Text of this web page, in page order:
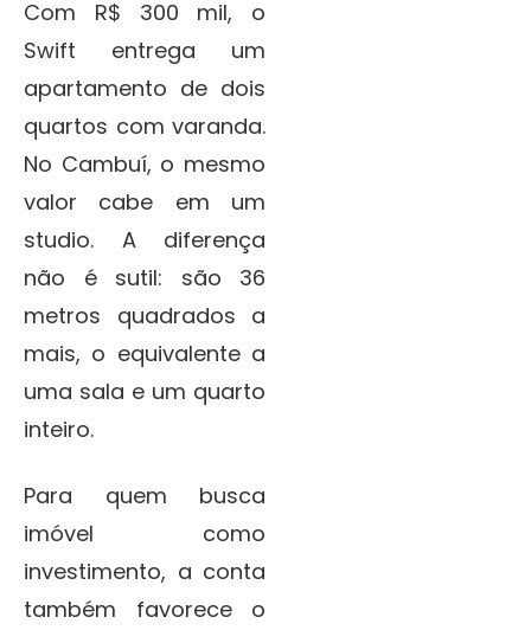
Com R$ 300 mil, o
Swift entrega um
apartamento de dois
quartos com varanda.
No Cambuí, o mesmo
valor cabe em um
studio. A diferença
não é sutil: são 36
metros quadrados a
mais, o equivalente a
uma sala e um quarto
inteiro.
Para quem busca
imóvel como
investimento, a conta
também favorece o